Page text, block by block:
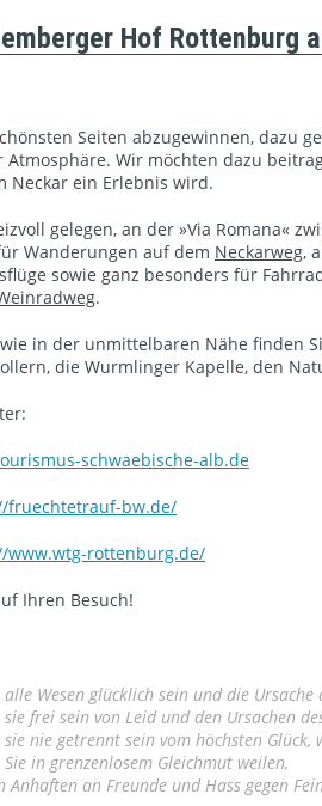
Hof Rottenburg
Seiten abzugewinnen, dazu
Wir möchten dazu
Neckar ein Erlebnis wird.
gelegen, an der »Via Romana«
Wanderungen auf dem Neckarweg,
sowie ganz besonders für
.
in der unmittelbaren Nähe finden
die Wurmlinger Kapelle, den
schwaebische-alb.de
fruechtetrauf-bw.de/
www.wtg-rottenburg.de/
Ihren Besuch!
alle Wesen glücklich sein und die Ursache
sie frei sein von Leid und den Ursachen
sie nie getrennt sein vom höchsten Glück,
Sie in grenzenlosem Gleichmut weilen,
Anhaften an Freunde und Hass gegen